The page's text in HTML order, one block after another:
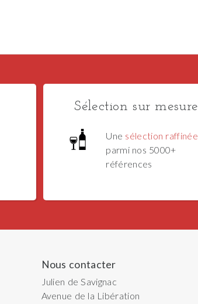
Sélection sur mesure
Une sélection raffinée
parmi nos 5000+
références
Nous contacter
Julien de Savignac
Avenue de la Libération